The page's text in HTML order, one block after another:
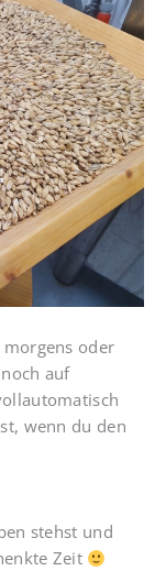
oder
auf
wenn du den
stehst und
Zeit